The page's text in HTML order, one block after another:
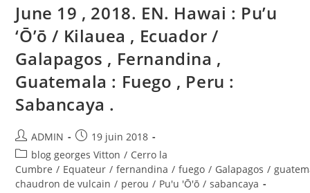
June 19 , 2018. EN. Hawai : Pu’u
‘Ō’ō / Kilauea , Ecuador /
Galapagos , Fernandina ,
Guatemala : Fuego , Peru :
Sabancaya .
Auteur/autrice
de
la
publication :
ADMIN
Publication
publiée :
19 juin 2018
Post
category:
blog georges Vitton / Cerro la
Cumbre / Equateur / fernandina / fuego / Galapagos /
chaudron de vulcain / perou / Pu'u 'Ō'ō / sabancaya